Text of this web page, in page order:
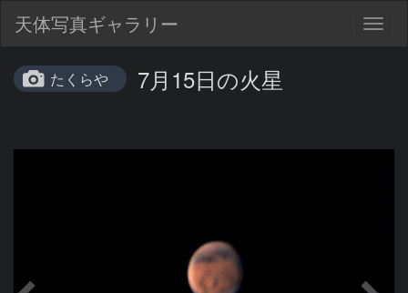
天体写真ギャラリー
たくらや 7月15日の火星